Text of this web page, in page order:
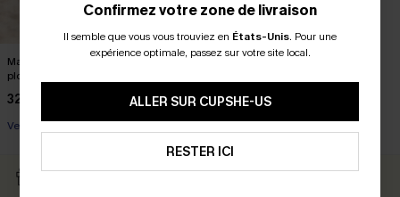
Maillot de bain une pièce à col
plongeant en mesh
32,00 €
Ventre plat
Confirmez votre zone de livraison
Il semble que vous vous trouviez en États-Unis. Pour une
expérience optimale, passez sur votre site local.
ALLER SUR CUPSHE-US
RESTER ICI
RETOURS GRATUITS